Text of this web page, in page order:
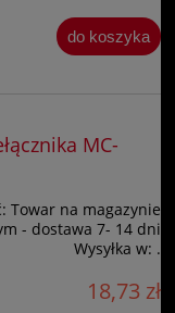
do koszyka
MC-
Towar na magazynie
- dostawa 7- 14 dni
Wysyłka w: .
18,73 zł